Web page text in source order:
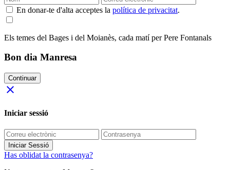
En donar-te d'alta acceptes la política de privacitat.
Els temes del Bages i del Moianès, cada matí per Pere Fontanals
Bon dia Manresa
Continuar
close
Iniciar sessió
Iniciar Sessió
Has oblidat la contrasenya?